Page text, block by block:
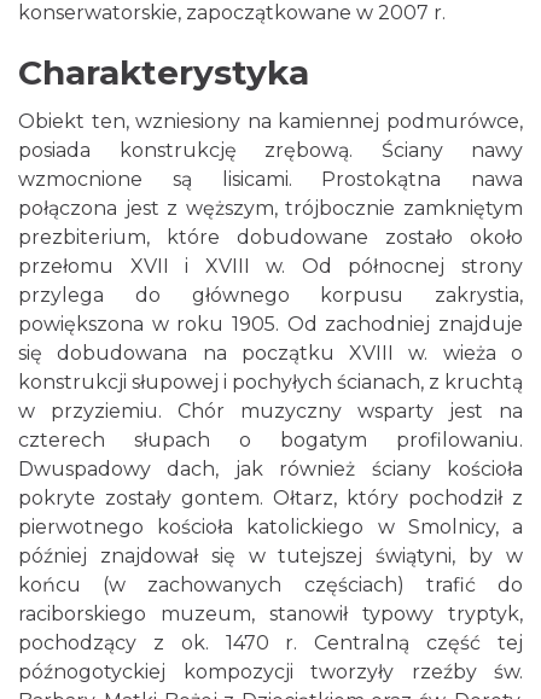
konserwatorskie, zapoczątkowane w 2007 r.
Charakterystyka
Obiekt ten, wzniesiony na kamiennej podmurówce,
posiada konstrukcję zrębową. Ściany nawy
wzmocnione są lisicami. Prostokątna nawa
połączona jest z węższym, trójbocznie zamkniętym
prezbiterium, które dobudowane zostało około
przełomu XVII i XVIII w. Od północnej strony
przylega do głównego korpusu zakrystia,
powiększona w roku 1905. Od zachodniej znajduje
się dobudowana na początku XVIII w. wieża o
konstrukcji słupowej i pochyłych ścianach, z kruchtą
w przyziemiu. Chór muzyczny wsparty jest na
czterech słupach o bogatym profilowaniu.
Dwuspadowy dach, jak również ściany kościoła
pokryte zostały gontem. Ołtarz, który pochodził z
pierwotnego kościoła katolickiego w Smolnicy, a
później znajdował się w tutejszej świątyni, by w
końcu (w zachowanych częściach) trafić do
raciborskiego muzeum, stanowił typowy tryptyk,
pochodzący z ok. 1470 r. Centralną część tej
późnogotyckiej kompozycji tworzyły rzeźby św.